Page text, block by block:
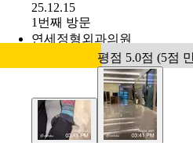
25.12.15
1번째 방문
연세정형외과의원
평점 5.0점 (5점